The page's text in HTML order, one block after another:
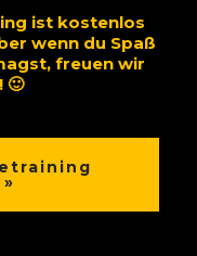
ist kostenlos
wenn du Spaß
freuen wir
🙂